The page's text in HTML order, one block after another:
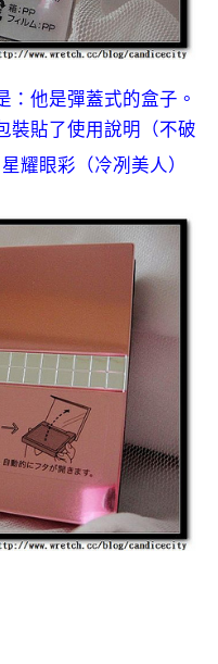
：他是彈蓋式的盒子。
裝貼了使用說明（不破